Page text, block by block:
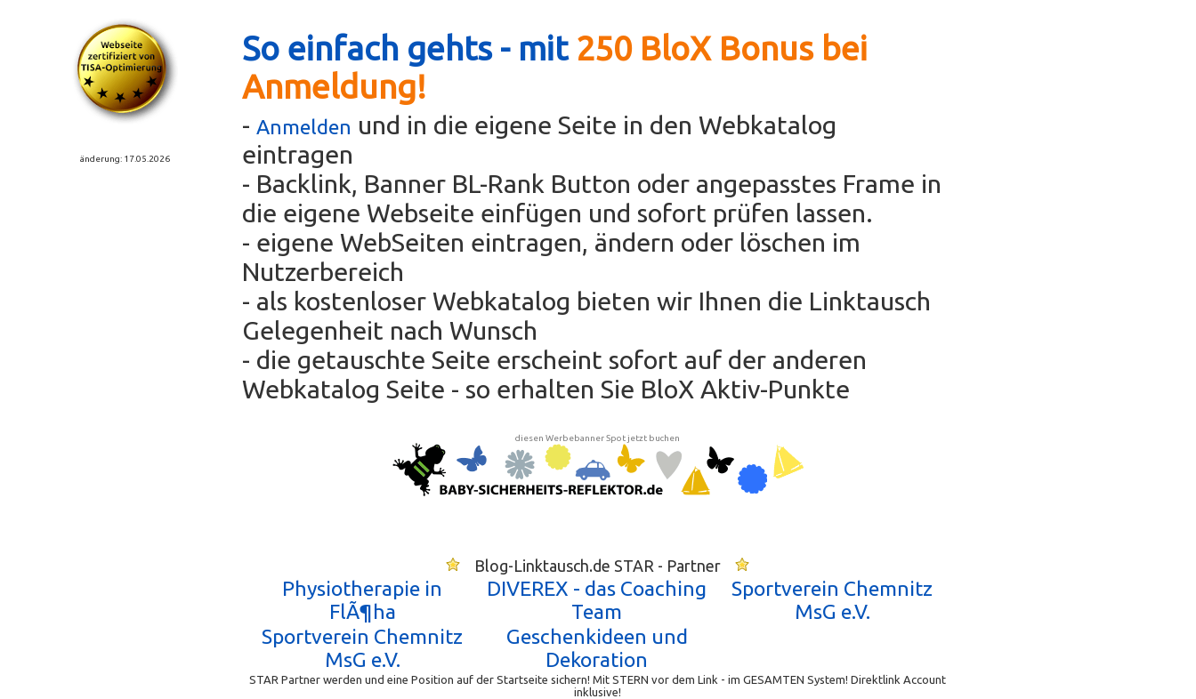
änderung: 17.05.2026
So einfach gehts - mit 250 BloX Bonus bei
Anmeldung!
- Anmelden und in die eigene Seite in den Webkatalog
eintragen
- Backlink, Banner BL-Rank Button oder angepasstes Frame in
die eigene Webseite einfügen und sofort prüfen lassen.
- eigene WebSeiten eintragen, ändern oder löschen im
Nutzerbereich
- als kostenloser Webkatalog bieten wir Ihnen die Linktausch
Gelegenheit nach Wunsch
- die getauschte Seite erscheint sofort auf der anderen
Webkatalog Seite - so erhalten Sie BloX Aktiv-Punkte
diesen Werbebanner Spot jetzt buchen
Blog-Linktausch.de STAR - Partner
Physiotherapie in
FlÃ¶ha
DIVEREX - das Coaching
Team
Sportverein Chemnitz
MsG e.V.
Sportverein Chemnitz
MsG e.V.
Geschenkideen und
Dekoration
STAR Partner werden und eine Position auf der Startseite sichern! Mit STERN vor dem Link - im GESAMTEN System! Direktlink Account
inklusive!